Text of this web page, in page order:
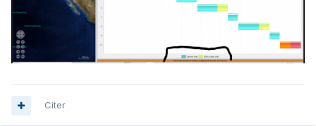
Citer